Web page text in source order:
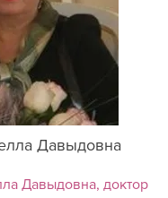
Давыдовна
Давыдовна, доктор